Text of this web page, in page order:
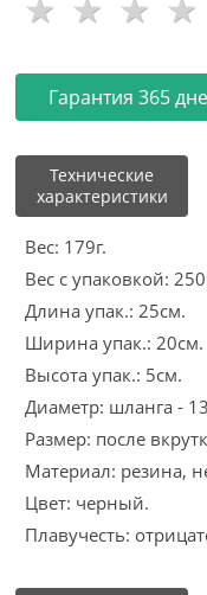
Гарантия 365
Технические
характеристики
Вес: 179г.
Вес с упаковкой:
Длина упак.: 25см.
Ширина упак.: 20см.
Высота упак.: 5см.
Диаметр: шланга -
Размер: после
Материал: резина,
Цвет: черный.
Плавучесть: